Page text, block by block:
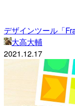
デザインツール「
大高大輔
2021.12.17